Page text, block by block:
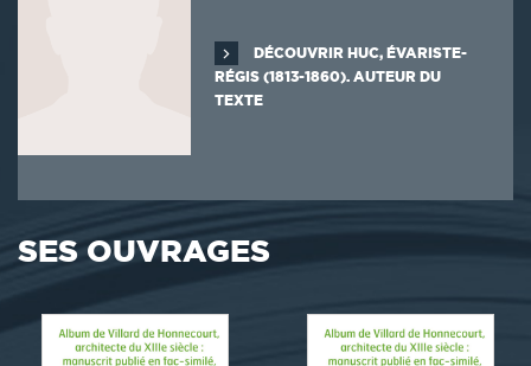
DÉCOUVRIR HUC, ÉVARISTE-
RÉGIS (1813-1860). AUTEUR DU
TEXTE
SES OUVRAGES